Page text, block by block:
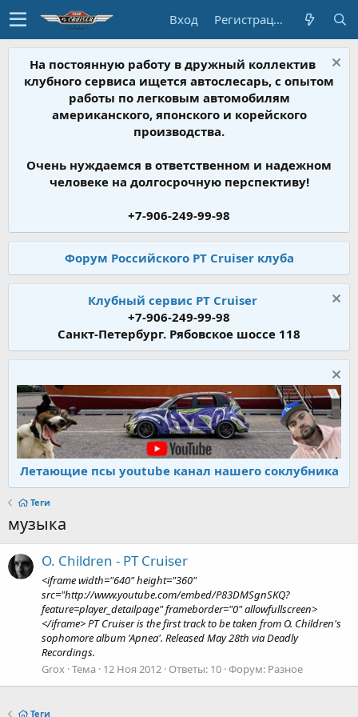
Вход Регистрация
На постоянную работу в дружный коллектив
клубного сервиса ищется автослесарь, с опытом
работы по легковым автомобилям
американского, японского и корейского
производства.
Очень нуждаемся в ответственном и надежном
человеке на долгосрочную перспективу!
+7-906-249-99-98
Форум Российского PT Cruiser клуба
Клубный сервис PT Cruiser
+7-906-249-99-98
Санкт-Петербург. Рябовское шоссе 118
Летающие псы youtube канал нашего соклубника
Теги
музыка
O. Children - PT Cruiser
<iframe width="640" height="360"
src="http://www.youtube.com/embed/P83DMSgnSKQ?
feature=player_detailpage" frameborder="0" allowfullscreen>
</iframe> PT Cruiser is the first track to be taken from O. Children's
sophomore album 'Apnea'. Released May 28th via Deadly
Recordings.
Grox Тема 12 Ноя 2012 Ответы: 10 Форум: Разное
Теги